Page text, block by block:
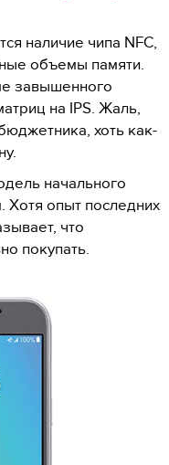
наличие чипа NFC,
объемы памяти.
завышенного
на IPS. Жаль,
хоть как-
начального
опыт последних
что
покупать.